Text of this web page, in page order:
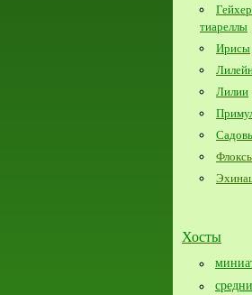
тиареллы
Ирисы
Лилии
Хосты